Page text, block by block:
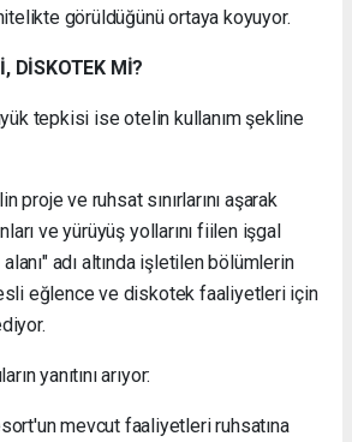
görüldüğünü ortaya koyuyor.
DİSKOTEK Mİ?
tepkisi ise otelin kullanım şekline
proje ve ruhsat sınırlarını aşarak
ve yürüyüş yollarını fiilen işgal
adı altında işletilen bölümlerin
eğlence ve diskotek faaliyetleri için
yanıtını arıyor:
mevcut faaliyetleri ruhsatına